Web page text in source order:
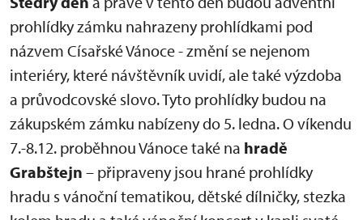
prohlídky zámku nahrazeny prohlídkami pod
názvem Císařské Vánoce - změní se nejenom
interiéry, které návštěvník uvidí, ale také výzdoba
a průvodcovské slovo. Tyto prohlídky budou na
zákupském zámku nabízeny do 5. ledna. O víkendu
7.-8.12. proběhnou Vánoce také na hradě
Grabštejn – připraveny jsou hrané prohlídky
hradu s vánoční tematikou, dětské dílničky, stezka